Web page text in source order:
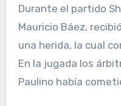
Durante el partido
Mauricio Báez,
una herida, la cual
En la jugada los
Paulino había